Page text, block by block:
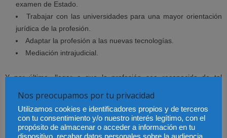
examen de Estado.
Trabajar con las universidades para una mayor orientación
jurídica de la profesión.
Adaptar la profesión a las nuevas tecnologías.
Mediación intrajudicial.
Y por último, llegar a que la profesión sea reconocida de tal
graduado social.
¿Qué representa para Colegio de Graduados de
Nos preocupamos por tu privacidad
Utilizamos cookies e identificadores propios y de terceros
con tu consentimiento y/o nuestro interés legítimo, con el
propósito de almacenar o acceder a información en tu
dispositivo, recabar datos personales sobre la audiencia